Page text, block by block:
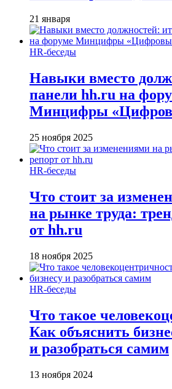
21 января
HR-беседы
Навыки вместо
панели hh.ru на
Минцифры
25 ноября 2025
HR-беседы
Что стоит за
на рынке труда:
от hh.ru
18 ноября 2025
HR-беседы
Что такое
Как объяснить
и разобраться самим
13 ноября 2024